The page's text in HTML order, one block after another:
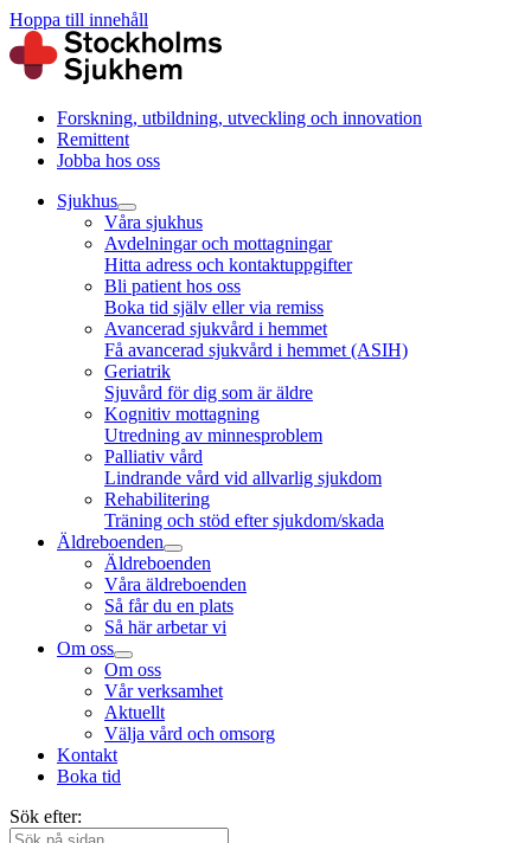
Hoppa till innehåll
Forskning, utbildning, utveckling och innovation
Remittent
Jobba hos oss
Sjukhus
Våra sjukhus
Avdelningar och mottagningar
Hitta adress och kontaktuppgifter
Bli patient hos oss
Boka tid själv eller via remiss
Avancerad sjukvård i hemmet
Få avancerad sjukvård i hemmet (ASIH)
Geriatrik
Sjuvård för dig som är äldre
Kognitiv mottagning
Utredning av minnesproblem
Palliativ vård
Lindrande vård vid allvarlig sjukdom
Rehabilitering
Träning och stöd efter sjukdom/skada
Äldreboenden
Äldreboenden
Våra äldreboenden
Så får du en plats
Så här arbetar vi
Om oss
Om oss
Vår verksamhet
Aktuellt
Välja vård och omsorg
Kontakt
Boka tid
Sök efter: